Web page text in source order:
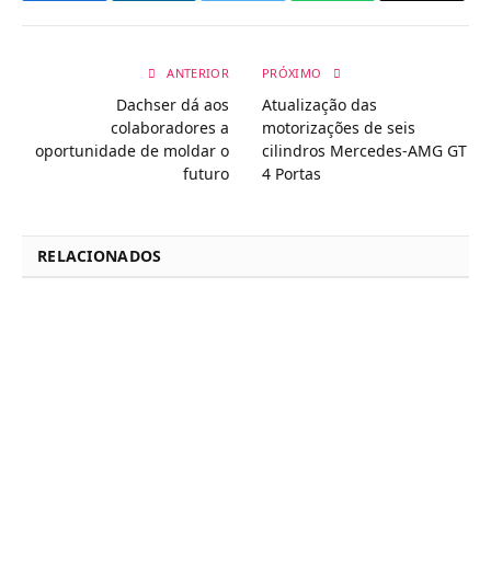
ANTERIOR
Dachser dá aos
colaboradores a
oportunidade de moldar o
futuro
PRÓXIMO
Atualização das
motorizações de seis
cilindros Mercedes-AMG GT
4 Portas
RELACIONADOS